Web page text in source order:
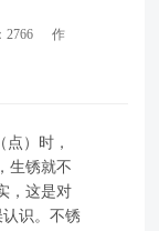
2766
作
）时，
生锈就不
，这是对
识。不锈